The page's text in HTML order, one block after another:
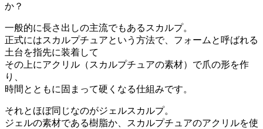
か？
一般的に長さ出しの主流でもあるスカルプ。
正式にはスカルプチュアという方法で、フォームと呼ばれる
土台を指先に装着して
その上にアクリル（スカルプチュアの素材）で爪の形を作
り、
時間とともに固まって硬くなる仕組みです。
それとほぼ同じなのがジェルスカルプ。
ジェルの素材である樹脂か、スカルプチュアのアクリルを使